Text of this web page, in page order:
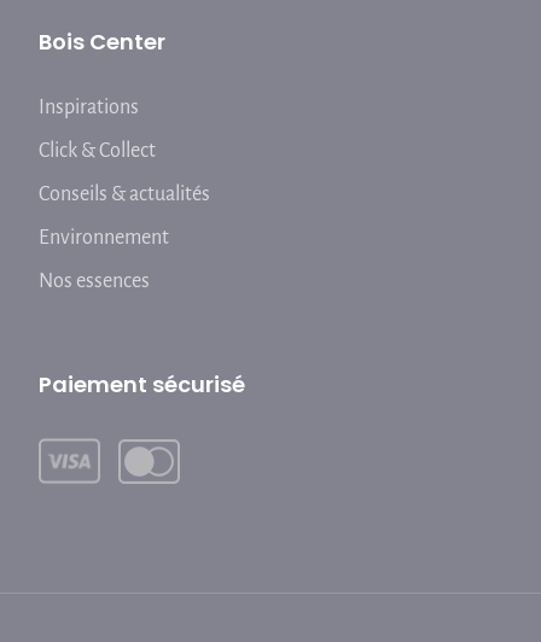
Bois Center
Inspirations
Click & Collect
Conseils & actualités
Environnement
Nos essences
Paiement sécurisé